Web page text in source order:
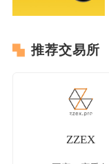
推荐交易所
ZZEX